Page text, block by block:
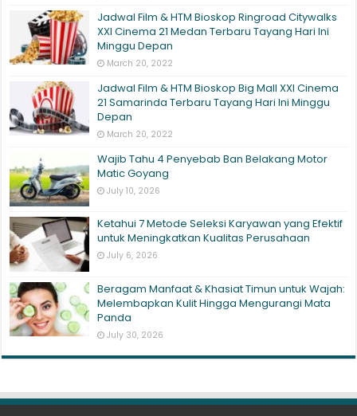
Jadwal Film & HTM Bioskop Ringroad Citywalks
XXI Cinema 21 Medan Terbaru Tayang Hari Ini
Minggu Depan
March 20, 2022
Jadwal Film & HTM Bioskop Big Mall XXI Cinema
21 Samarinda Terbaru Tayang Hari Ini Minggu
Depan
March 20, 2022
Wajib Tahu 4 Penyebab Ban Belakang Motor
Matic Goyang
July 10, 2026
Ketahui 7 Metode Seleksi Karyawan yang Efektif
untuk Meningkatkan Kualitas Perusahaan
July 6, 2026
Beragam Manfaat & Khasiat Timun untuk Wajah:
Melembapkan Kulit Hingga Mengurangi Mata
Panda
July 30, 2026